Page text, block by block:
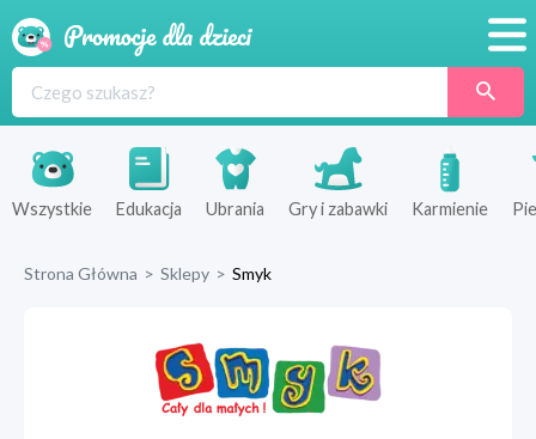
Produkty
Sklepy
Wszystkie Edukacja Ubrania Gry i zabawki Karmienie
Strona Główna > Sklepy > Smyk